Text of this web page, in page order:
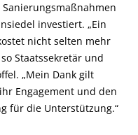
investiert. „Ein
nicht selten mehr
Staatssekretär und
„Mein Dank gilt
Engagement und den
für die Unterstützung.“